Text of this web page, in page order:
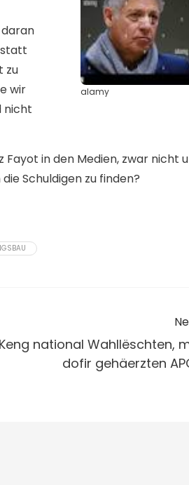
alamy
zu
wir
nicht
in den Medien, zwar nicht
Schuldigen zu finden?
Keng national Wahllëschten,
dofir gehäerzten